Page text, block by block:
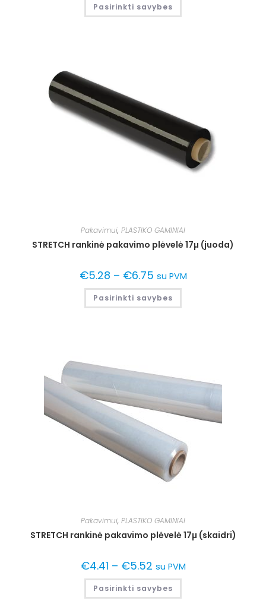
Pasirinkti savybes
Pakavimui, PLASTIKO GAMINIAI
STRETCH rankinė pakavimo plėvelė 17µ (juoda)
€5.28 – €6.75 su PVM
Pasirinkti savybes
Pakavimui, PLASTIKO GAMINIAI
STRETCH rankinė pakavimo plėvelė 17µ (skaidri)
€4.41 – €5.52 su PVM
Pasirinkti savybes